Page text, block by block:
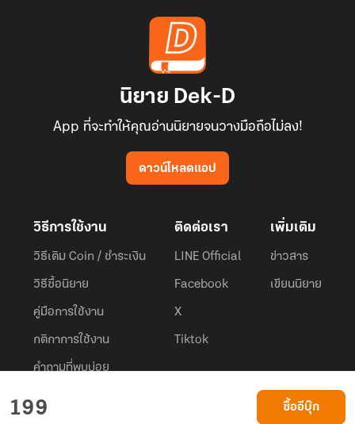
199 ซื้ออีบุ๊ก
นิยาย Dek-D
App ที่จะทำให้คุณอ่านนิยายจนวางมือถือไม่ลง!
ดาวน์โหลดแอป
วิธีการใช้งาน
วิธีเติม Coin / ชำระเงิน
วิธีซื้อนิยาย
คู่มือการใช้งาน
กติกาการใช้งาน
คำถามที่พบบ่อย
ติดต่อเรา
LINE Official
Facebook
X
Tiktok
เพิ่มเติม
ข่าวสาร
เขียนนิยาย
© 2026 Privacy Policy
Dek-D.com ใช้คุกกี้เพื่อพัฒนาประสบการณ์ของ ผู้ใช้ให้ดียิ่งขึ้น
เรียนรู้เพิ่มเติมที่นี่
ยอมรับ